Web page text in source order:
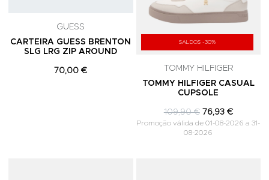
GUESS
CARTEIRA GUESS BRENTON
SLG LRG ZIP AROUND
70,00 €
SALDOS -30%
TOMMY HILFIGER
TOMMY HILFIGER CASUAL
CUPSOLE
109,90 € 76,93 €
Promoção válida de 01-08-2026 a 31-
08-2026